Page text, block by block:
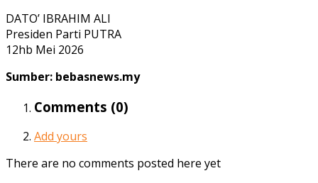
DATO’ IBRAHIM ALI
Presiden Parti PUTRA
12hb Mei 2026
Sumber: bebasnews.my
Comments (0)
Add yours
There are no comments posted here yet